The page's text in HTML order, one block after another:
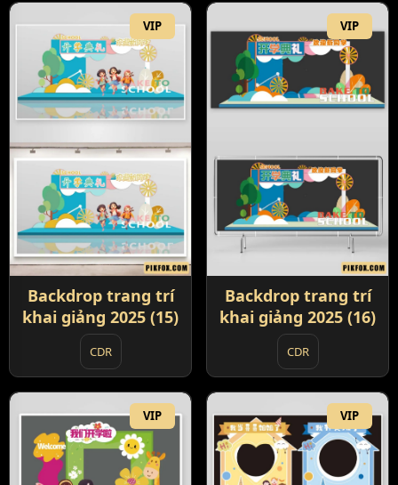
VIP
Backdrop trang trí
khai giảng 2025 (15)
CDR
VIP
Backdrop trang trí
khai giảng 2025 (16)
CDR
VIP VIP